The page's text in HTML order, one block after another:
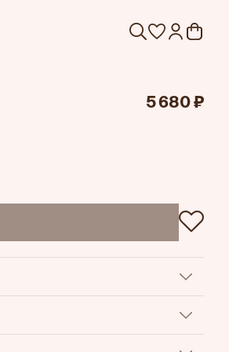
5 680 ₽
подстроить посадку под